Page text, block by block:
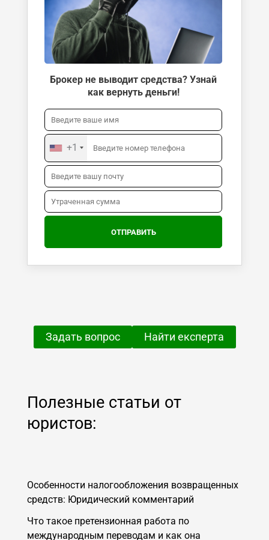
Брокер не выводит средства? Узнай
как вернуть деньги!
+1
Задать вопрос Найти експерта
Полезные статьи от
юристов:
Особенности налогообложения возвращенных
средств: Юридический комментарий
Что такое претензионная работа по
международным переводам и как она